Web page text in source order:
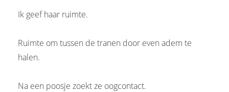
Ik geef haar ruimte.
Ruimte om tussen de tranen door even adem te
halen.
Na een poosje zoekt ze oogcontact.